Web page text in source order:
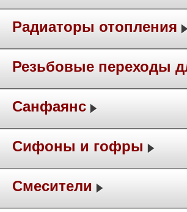
Радиаторы отопления
Резьбовые переходы
Санфаянс
Сифоны и гофры
Смесители